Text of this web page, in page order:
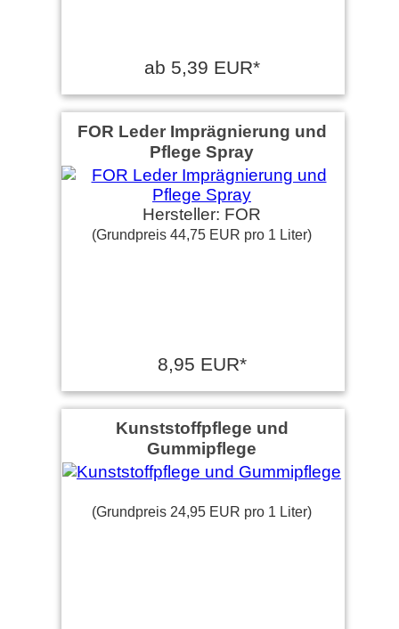
ab 5,39 EUR*
FOR Leder Imprägnierung und
Pflege Spray
Hersteller: FOR
(Grundpreis 44,75 EUR pro 1 Liter)
8,95 EUR*
Kunststoffpflege und
Gummipflege
(Grundpreis 24,95 EUR pro 1 Liter)